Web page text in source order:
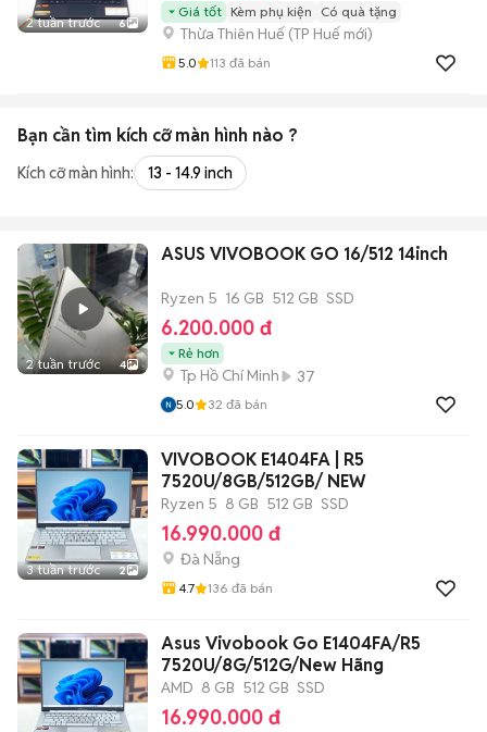
2 tuần trước 6
Giá tốt Kèm phụ kiện Có quà tặng
Thừa Thiên Huế (TP Huế mới)
5.0 113 đã bán
Bạn cần tìm kích cỡ màn hình nào ?
Kích cỡ màn hình: 13 - 14.9 inch
2 tuần trước 4
ASUS VIVOBOOK GO 16/512 14inch
Ryzen 5 16 GB 512 GB SSD
6.200.000 đ
Rẻ hơn
Tp Hồ Chí Minh 37
5.0 32 đã bán
3 tuần trước 2
VIVOBOOK E1404FA | R5
7520U/8GB/512GB/ NEW
Ryzen 5 8 GB 512 GB SSD
16.990.000 đ
Đà Nẵng
4.7 136 đã bán
Asus Vivobook Go E1404FA/R5
7520U/8G/512G/New Hãng
AMD 8 GB 512 GB SSD
16.990.000 đ